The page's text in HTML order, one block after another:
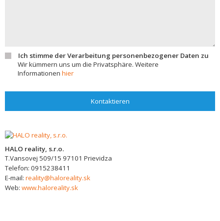
Ich stimme der Verarbeitung personenbezogener Daten zu
Wir kümmern uns um die Privatsphäre. Weitere
Informationen hier
Kontaktieren
HALO reality, s.r.o.
T.Vansovej 509/15 97101 Prievidza
Telefon: 0915238411
E-mail: reality@haloreality.sk
Web: www.haloreality.sk